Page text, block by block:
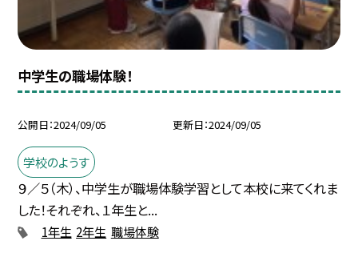
中学生の職場体験！
公開日 2024/09/05 更新日 2024/09/05
学校のようす
９／５（木）、中学生が職場体験学習として本校に来てくれま
した！それぞれ、１年生と...
1年生 2年生 職場体験